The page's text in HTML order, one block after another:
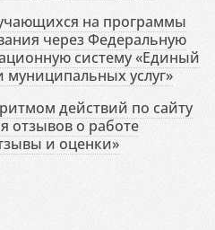
на программы
через Федеральную
систему «Единый
муниципальных услуг»
действий по сайту
отзывов о работе
и оценки»